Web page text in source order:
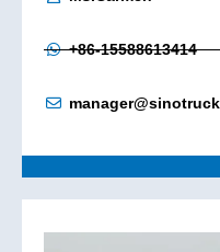
+86-15588613414